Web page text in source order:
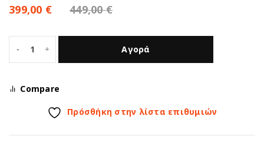
449,00€
399,00 €
Αγορά
Compare
Πρόσθήκη στην λίστα επιθυμιών